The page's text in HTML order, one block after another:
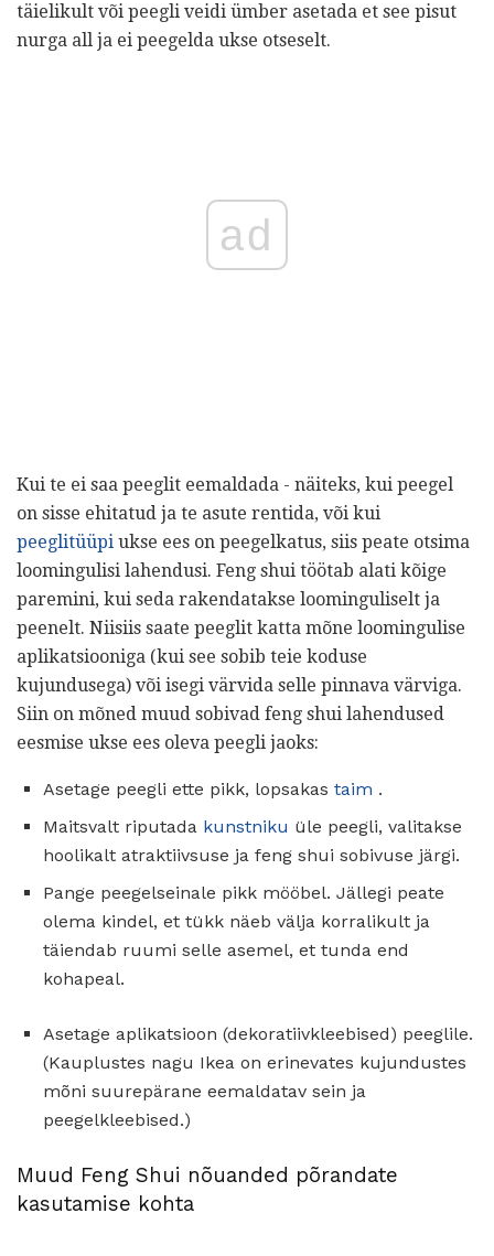
täielikult või peegli veidi ümber asetada et see pisut
nurga all ja ei peegelda ukse otseselt.
ad
Kui te ei saa peeglit eemaldada - näiteks, kui peegel
on sisse ehitatud ja te asute rentida, või kui
peeglitüüpi ukse ees on peegelkatus, siis peate otsima
loomingulisi lahendusi. Feng shui töötab alati kõige
paremini, kui seda rakendatakse loominguliselt ja
peenelt. Niisiis saate peeglit katta mõne loomingulise
aplikatsiooniga (kui see sobib teie koduse
kujundusega) või isegi värvida selle pinnava värviga.
Siin on mõned muud sobivad feng shui lahendused
eesmise ukse ees oleva peegli jaoks:
Asetage peegli ette pikk, lopsakas taim .
Maitsvalt riputada kunstniku üle peegli, valitakse
hoolikalt atraktiivsuse ja feng shui sobivuse järgi.
Pange peegelseinale pikk mööbel. Jällegi peate
olema kindel, et tükk näeb välja korralikult ja
täiendab ruumi selle asemel, et tunda end
kohapeal.
Asetage aplikatsioon (dekoratiivkleebised) peeglile.
(Kauplustes nagu Ikea on erinevates kujundustes
mõni suurepärane eemaldatav sein ja
peegelkleebised.)
Muud Feng Shui nõuanded põrandate
kasutamise kohta